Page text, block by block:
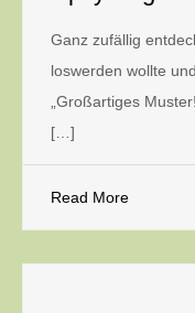
Ganz zufällig
loswerden wollte
„Großartiges
[…]
Read More